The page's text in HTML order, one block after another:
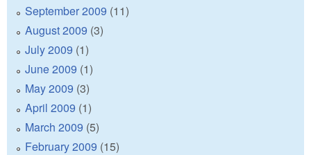
September 2009 (11)
August 2009 (3)
July 2009 (1)
June 2009 (1)
May 2009 (3)
April 2009 (1)
March 2009 (5)
February 2009 (15)